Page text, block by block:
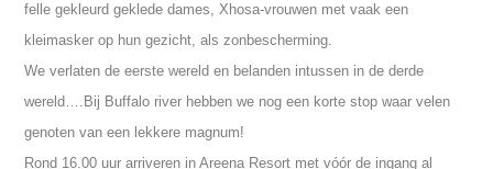
felle gekleurd geklede dames, Xhosa-vrouwen met vaak een
kleimasker op hun gezicht, als zonbescherming.
We verlaten de eerste wereld en belanden intussen in de derde
wereld….Bij Buffalo river hebben we nog een korte stop waar velen
genoten van een lekkere magnum!
Rond 16.00 uur arriveren in Areena Resort met vóór de ingang al